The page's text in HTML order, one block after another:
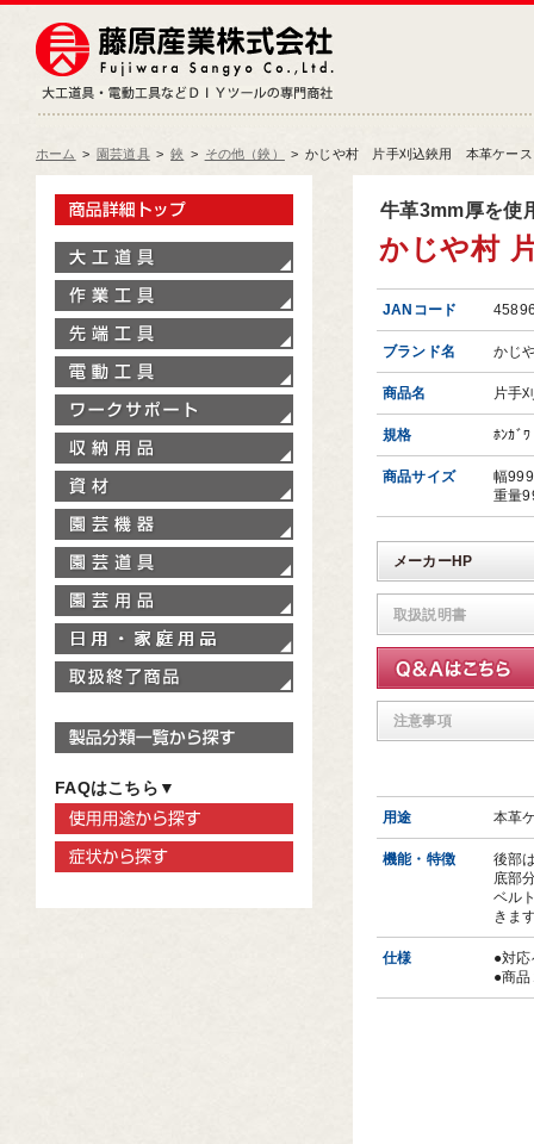
ホーム > 園芸道具 > 鋏 > その他（鋏） > かじや村 片手刈込鋏用 本革ケー
牛革3mm厚を使
かじや村
JANコード
ブランド名 かじ
商品名 片手
規格 ﾎﾝｶﾞ
商品サイズ
幅
重量
メーカーHP
取扱説明書
注意事項
用途 本革
機能・特徴
後部
底部
ベル
きま
仕様
●対
●商
製品情報トップ
ワークサポート
製品分類一覧から探す
FAQはこちら▼
使用用途から探す